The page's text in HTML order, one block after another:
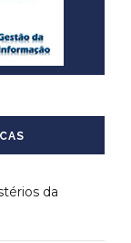
da